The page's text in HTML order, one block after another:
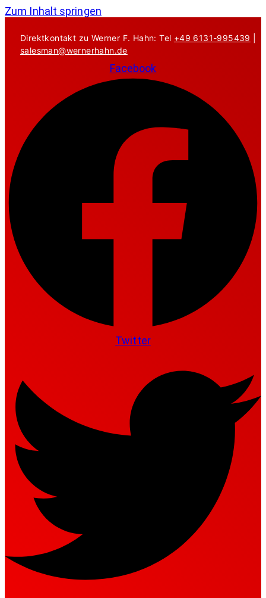
Zum Inhalt springen
Direktkontakt zu Werner F. Hahn: Tel +49 6131-995439
salesman@wernerhahn.de
Facebook
Twitter